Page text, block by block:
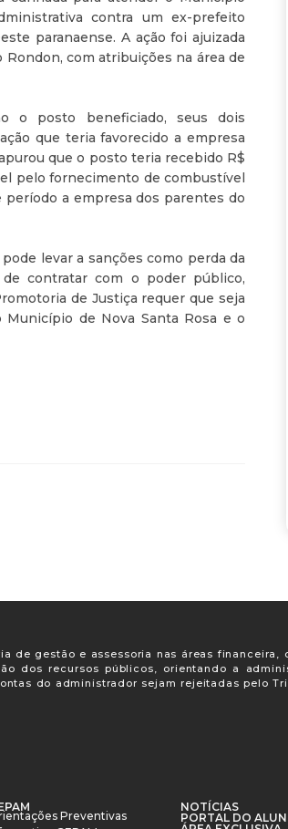
contra um ex-prefeito
paranaense. A ação foi ajuizada
Rondon, com atribuições na área de
o posto beneficiado, seus dois
que teria favorecido a empresa
que o posto teria recebido R$
pelo fornecimento de combustível
período a empresa dos parentes do
levar a sanções como perda da
contratar com o poder público,
de Justiça requer que seja
de Nova Santa Rosa e o
de gestão e assessoria nas áreas financeira,
dos recursos públicos, orientando a
do administrador sejam rejeitadas pelo
Preventivas
NOTÍCIAS
PORTAL DO